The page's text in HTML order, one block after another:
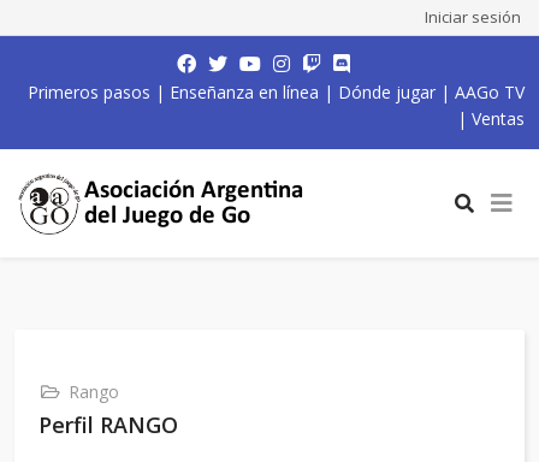
Iniciar sesión
Primeros pasos | Enseñanza en línea | Dónde jugar | AAGo TV
| Ventas
Rango
Perfil RANGO